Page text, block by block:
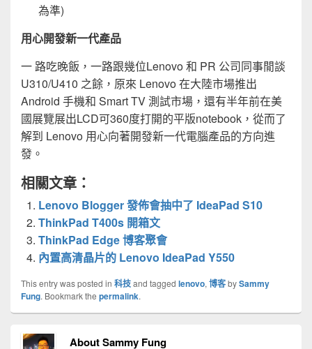
為準)
用心開發新一代產品
一 路吃晚飯，一路跟幾位Lenovo 和 PR 公司同事閒談
U310/U410 之餘，原來 Lenovo 在大陸市場推出
Android 手機和 Smart TV 測試市場，還有半年前在美
國展覽展出LCD可360度打開的平版notebook，從而了
解到 Lenovo 用心向著開發新一代電腦產品的方向進
發。
相關文章：
Lenovo Blogger 發佈會抽中了 IdeaPad S10
ThinkPad T400s 開箱文
ThinkPad Edge 博客聚會
內置高清晶片的 Lenovo IdeaPad Y550
This entry was posted in 科技and tagged lenovo, 博客bySammy
Fung. Bookmark the permalink.
About Sammy Fung